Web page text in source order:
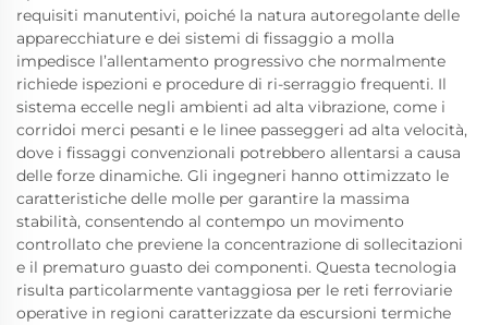
requisiti manutentivi, poiché la natura autoregolante delle
apparecchiature e dei sistemi di fissaggio a molla
impedisce l’allentamento progressivo che normalmente
richiede ispezioni e procedure di ri-serraggio frequenti. Il
sistema eccelle negli ambienti ad alta vibrazione, come i
corridoi merci pesanti e le linee passeggeri ad alta velocità,
dove i fissaggi convenzionali potrebbero allentarsi a causa
delle forze dinamiche. Gli ingegneri hanno ottimizzato le
caratteristiche delle molle per garantire la massima
stabilità, consentendo al contempo un movimento
controllato che previene la concentrazione di sollecitazioni
e il prematuro guasto dei componenti. Questa tecnologia
risulta particolarmente vantaggiosa per le reti ferroviarie
operative in regioni caratterizzate da escursioni termiche